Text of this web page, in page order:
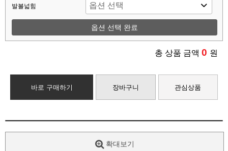
발볼넓힘
옵션 선택 완료
총 상품 금액 0 원
바로 구매하기 장바구니 관심상품
확대보기